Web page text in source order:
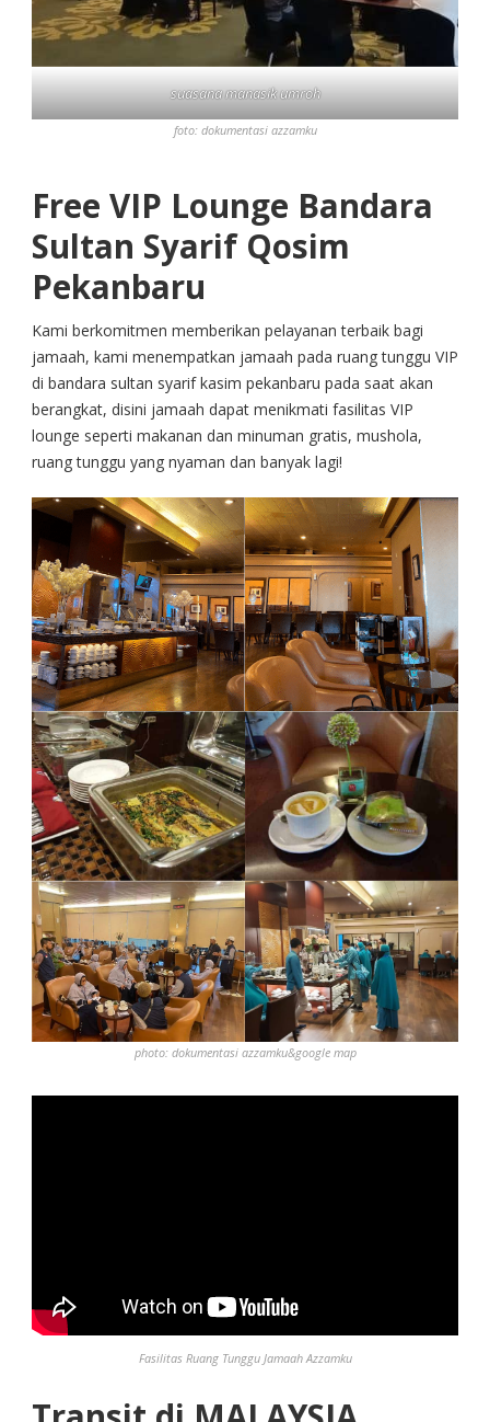
suasana manasik umroh
foto: dokumentasi azzamku
Free VIP Lounge Bandara
Sultan Syarif Qosim
Pekanbaru
Kami berkomitmen memberikan pelayanan terbaik bagi
jamaah, kami menempatkan jamaah pada ruang tunggu VIP
di bandara sultan syarif kasim pekanbaru pada saat akan
berangkat, disini jamaah dapat menikmati fasilitas VIP
lounge seperti makanan dan minuman gratis, mushola,
ruang tunggu yang nyaman dan banyak lagi!
photo: dokumentasi azzamku&google map
Fasilitas Ruang Tunggu Jamaah Azzamku